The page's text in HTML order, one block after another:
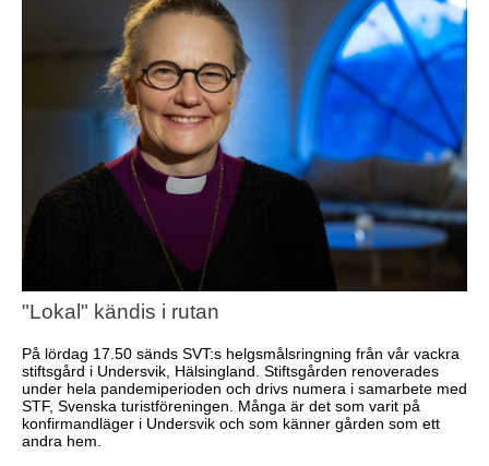
"Lokal" kändis i rutan
På lördag 17.50 sänds SVT:s helgsmålsringning från vår vackra
stiftsgård i Undersvik, Hälsingland. Stiftsgården renoverades
under hela pandemiperioden och drivs numera i samarbete med
STF, Svenska turistföreningen. Många är det som varit på
konfirmandläger i Undersvik och som känner gården som ett
andra hem.